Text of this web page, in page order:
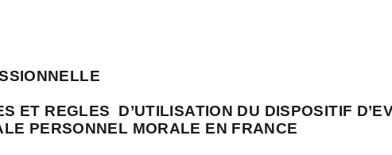
ET REGLES D’UTILISATION DU DISPOSITIF
PERSONNEL MORALE EN FRANCE